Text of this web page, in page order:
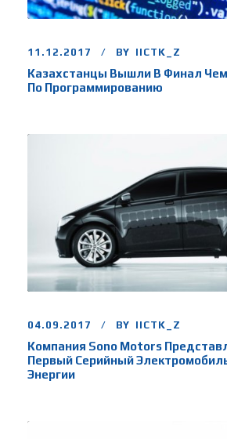
11.12.2017 BY IICTK_Z
Казахстанцы Вышли В Финал
По Программированию
04.09.2017 BY IICTK_Z
Компания Sono Motors
Первый Серийный
Энергии